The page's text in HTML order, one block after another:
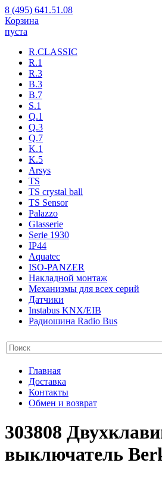
8 (495) 641.51.08
Корзина
пуста
R.CLASSIC
R.1
R.3
B.3
B.7
S.1
Q.1
Q.3
Q.7
K.1
K.5
Arsys
TS
TS crystal ball
TS Sensor
Palazzo
Glasserie
Serie 1930
IP44
Aquatec
ISO-PANZER
Накладной монтаж
Механизмы для всех серий
Датчики
Instabus KNX/EIB
Радиошина Radio Bus
Главная
Доставка
Контакты
Обмен и возврат
303808
выключатель